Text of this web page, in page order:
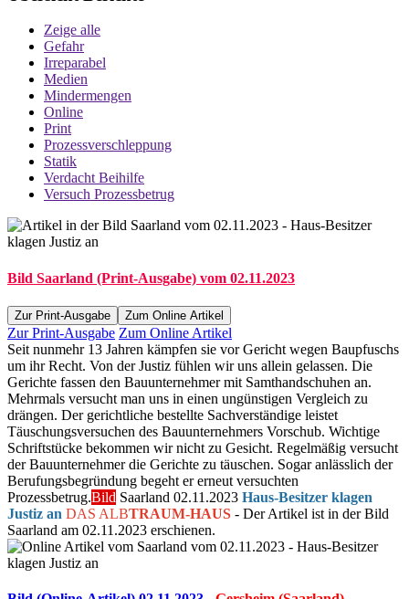
Zeige alle
Gefahr
Irreparabel
Medien
Mindermengen
Online
Print
Prozessverschleppung
Statik
Verdacht Beihilfe
Versuch Prozessbetrug
Bild Saarland (Print-Ausgabe) vom 02.11.2023
Zur Print-Ausgabe Zum Online Artikel
Zur Print-Ausgabe Zum Online Artikel
Seit nunmehr 13 Jahren kämpfen sie vor Gericht wegen Baupfuschs
um ihr Recht. Von der Justiz fühlen wir uns allein gelassen. Die
Gerichte fassen den Bauunternehmer mit Samthandschuhen an.
Mehrmals versucht man uns in einen ungünstigen Vergleich zu
drängen. Der gerichtliche bestellte Sachverständige leistet
Täuschungsversuchen des Bauunternehmers Vorschub. Wichtige
Schriftstücke bekommen wir nicht zu Gesicht. Regelmäßig versucht
der Bauunternehmer die Gerichte zu täuschen. Sogar anlässlich der
Berufungsbegründung begeht er erneut versuchten
Prozessbetrug.Bild Saarland 02.11.2023 Haus-Besitzer klagen
Justiz an DAS ALBTRAUM-HAUS - Der Artikel ist in der Bild
Saarland am 02.11.2023 erschienen.